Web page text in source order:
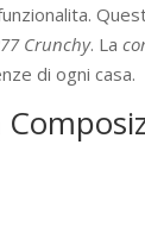
Crunchy. La
di ogni casa.